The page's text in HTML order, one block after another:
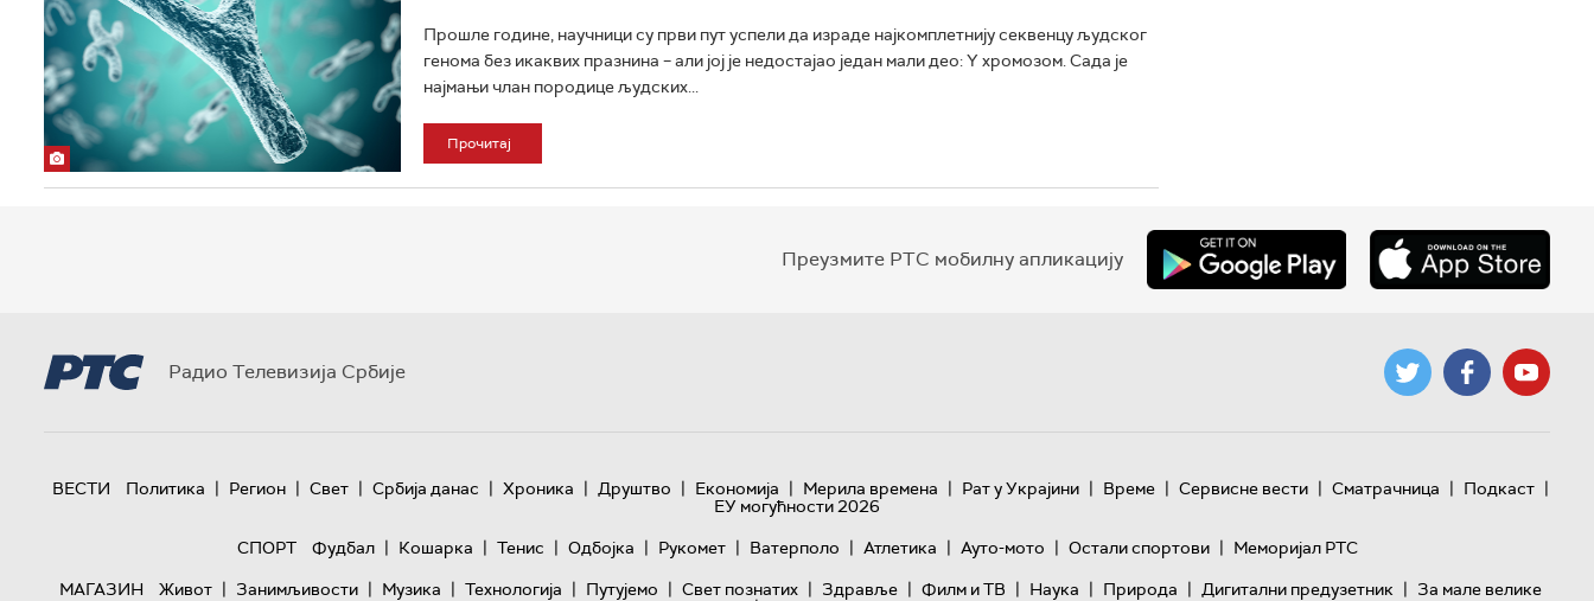
Прошле године, научници су први пут успели да израде најкомплетнију секвенцу људског
генома без икаквих празнина – али јој је недостајао један мали део: Y хромозом. Сада је
најмањи члан породице људских...
Прочитај
Преузмите РТС мобилну апликацију
Радио Телевизија Србије
ВЕСТИ Политика | Регион | Свет | Србија данас | Хроника | Друштво | Економија | Мерила времена | Рат у Украјини | Време | Сервисне вести | Сматрачница | Подкаст |
ЕУ могућности 2026
СПОРТ
Фудбал | Кошарка | Тенис | Одбојка | Рукомет | Ватерполо | Атлетика | Ауто-мото | Остали спортови | Меморијал РТС
МАГАЗИН
Живот | Занимљивости | Музика | Технологијa | Путујемо | Свет познатих | Здравље | Филм и ТВ | Наука | Природа | Дигитални предузетник | За мале велике